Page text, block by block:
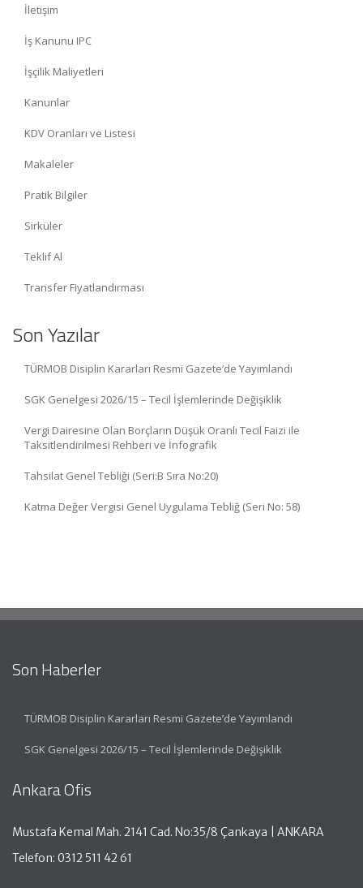
İletişim
İş Kanunu IPC
İşçilik Maliyetleri
Kanunlar
KDV Oranları ve Listesi
Makaleler
Pratik Bilgiler
Sirküler
Teklif Al
Transfer Fiyatlandırması
Son Yazılar
TÜRMOB Disiplin Kararları Resmi Gazete’de Yayımlandı
SGK Genelgesi 2026/15 – Tecil İşlemlerinde Değişiklik
Vergi Dairesine Olan Borçların Düşük Oranlı Tecil Faizi ile
Taksitlendirilmesi Rehberi ve İnfografik
Tahsilat Genel Tebliği (Seri:B Sıra No:20)
Katma Değer Vergisi Genel Uygulama Tebliğ (Seri No: 58)
Son Haberler
TÜRMOB Disiplin Kararları Resmi Gazete’de Yayımlandı
SGK Genelgesi 2026/15 – Tecil İşlemlerinde Değişiklik
Ankara Ofis
Mustafa Kemal Mah. 2141 Cad. No:35/8 Çankaya | ANKARA
Telefon: 0312 511 42 61